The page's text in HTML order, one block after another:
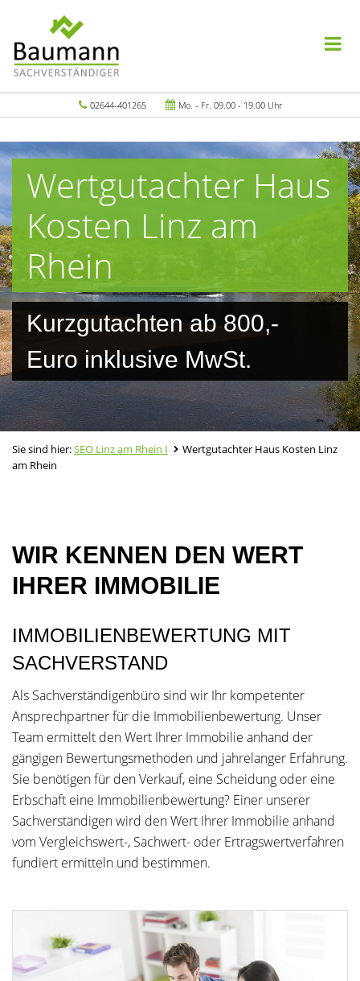
02644-401265 Mo. - Fr. 09.00 - 19.00 Uhr
Wertgutachter Haus
Kosten Linz am
Rhein
Kurzgutachten ab 800,-
Euro inklusive MwSt.
Sie sind hier:SEO Linz am Rhein I
Wertgutachter Haus Kosten Linz
am Rhein
WIR KENNEN DEN WERT
IHRER IMMOBILIE
IMMOBILIENBEWERTUNG MIT
SACHVERSTAND
Als Sachverständigenbüro sind wir Ihr kompetenter
Ansprechpartner für die Immobilienbewertung. Unser
Team ermittelt den Wert Ihrer Immobilie anhand der
gängigen Bewertungsmethoden und jahrelanger Erfahrung.
Sie benötigen für den Verkauf, eine Scheidung oder eine
Erbschaft eine Immobilienbewertung? Einer unserer
Sachverständigen wird den Wert Ihrer Immobilie anhand
vom Vergleichswert-, Sachwert- oder Ertragswertverfahren
fundiert ermitteln und bestimmen.